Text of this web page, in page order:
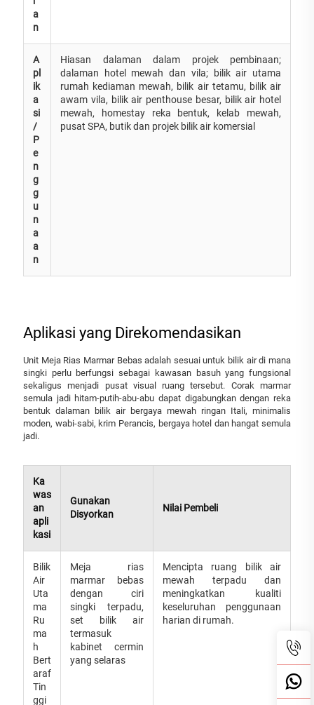
a
n
A
pl
ik
a
si
/
P
e
n
g
g
u
n
a
a
n
Hiasan dalaman dalam projek pembinaan;
dalaman hotel mewah dan vila; bilik air utama
rumah kediaman mewah, bilik air tetamu, bilik air
awam vila, bilik air penthouse besar, bilik air hotel
mewah, homestay reka bentuk, kelab mewah,
pusat SPA, butik dan projek bilik air komersial
Aplikasi yang Direkomendasikan
Unit Meja Rias Marmar Bebas adalah sesuai untuk bilik air di mana
singki perlu berfungsi sebagai kawasan basuh yang fungsional
sekaligus menjadi pusat visual ruang tersebut. Corak marmar
semula jadi hitam-putih-abu-abu dapat digabungkan dengan reka
bentuk dalaman bilik air bergaya mewah ringan Itali, minimalis
moden, wabi-sabi, krim Perancis, bergaya hotel dan hangat semula
jadi.
Ka
was
an
apli
kasi
Gunakan
Disyorkan
Nilai Pembeli
Bilik
Air
Uta
ma
Ru
ma
h
Bert
araf
Tin
ggi
Meja rias
marmar bebas
dengan ciri
singki terpadu,
set bilik air
termasuk
kabinet cermin
yang selaras
Mencipta ruang bilik air
mewah terpadu dan
meningkatkan kualiti
keseluruhan penggunaan
harian di rumah.